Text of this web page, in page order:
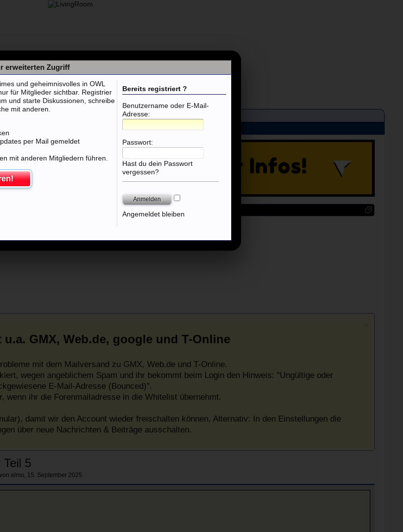
GMX, Web.de, google und T-Online
mit dem Mailversand zu GMX, Web.de und T-Online.
wegen angeblichem Spam und ihr bekommt beim Login den Hinweis: "Ungültige oder
E-Mail-Adresse (Bounced)".
wenn ihr die Forenmailadresse in die Whitelist übernehmt.
damit wir den Account wieder freischalten können. Alternativ: In den Einstellungen die
über neue Nachrichten & Beiträge ausschalten.
5
elmo 15. September 2025
erweiterten Zugriff
Bereits registriert ?
Benutzername oder E-Mail-
Adresse:
Passwort:
Hast du dein Passwort
vergessen?
Angemeldet bleiben
und geheimnisvolles in OWL
für Mitglieder sichtbar. Registrier
und starte Diskussionen, schreibe
mit anderen.
per Mail gemeldet
mit anderen Mitgliedern führen.